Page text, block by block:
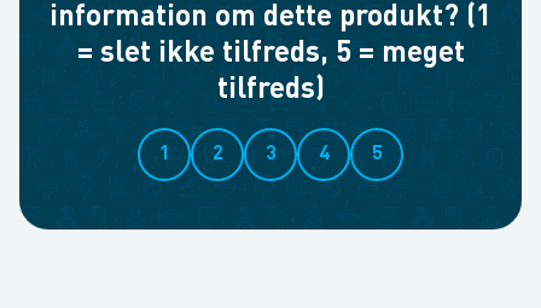
information om dette produkt? (1
= slet ikke tilfreds, 5 = meget
tilfreds)
1 2 3 4 5